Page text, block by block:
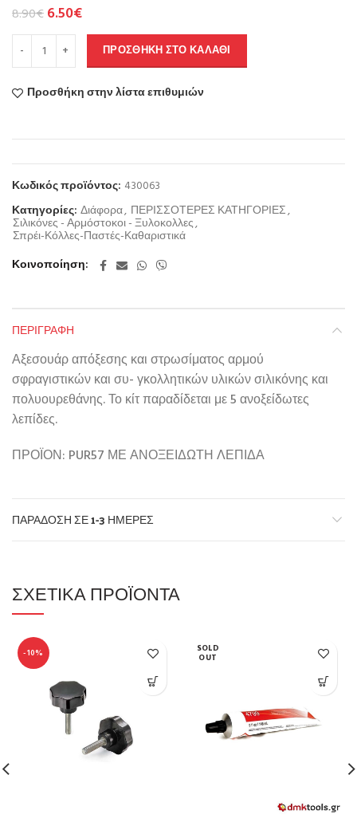
8.90€6.50€
ΠΡΟΣΘΉΚΗ ΣΤΟ ΚΑΛΆΘΙ
Προσθήκη στην λίστα επιθυμιών
Κωδικός προϊόντος: 430063
Κατηγορίες: Διάφορα, ΠΕΡΙΣΣΟΤΕΡΕΣ ΚΑΤΗΓΟΡΙΕΣ,
Σιλικόνες - Αρμόστοκοι - Ξυλοκολλες,
Σπρέι-Κόλλες-Παστές-Καθαριστικά
Κοινοποίηση
ΠΕΡΙΓΡΑΦΉ
Αξεσουάρ απόξεσης και στρωσίματος αρμού
σφραγιστικών και συ- γκολλητικών υλικών σιλικόνης και
πολυουρεθάνης. Το κίτ παραδίδεται με 5 ανοξείδωτες
λεπίδες.
ΠΡΟΪΟΝ: PUR57 ΜΕ ΑΝΟΞΕΙΔΩΤΗ ΛΕΠΙΔΑ
ΠΑΡΆΔΟΣΗ ΣΕ 1-3 ΗΜΈΡΕΣ
ΣΧΕΤΙΚΆ ΠΡΟΪΌΝΤΑ
-10% SOLD
OUT